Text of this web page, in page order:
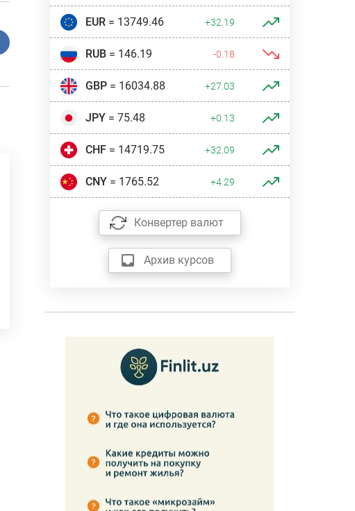
EUR= 13749.46 +32.19
RUB= 146.19 -0.18
GBP= 16034.88 +27.03
JPY= 75.48 +0.13
CHF= 14719.75 +32.09
CNY= 1765.52 +4.29
Конвертер валют
Архив курсов